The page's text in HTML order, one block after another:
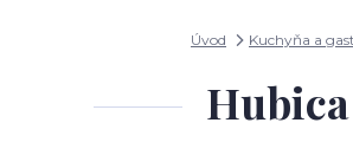
Úvod Kuchyňa a